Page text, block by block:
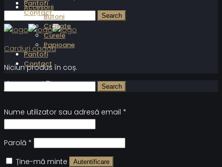
Pantofi
Contact
Carduri cadou
Niciun produs în coș.
Accesorii
Butoni
Cravate
Curele
Papioane
Pantofi
Contact
Autentificare
Nume utilizator sau adresă email *
Parolă *
Ține-mă minte
Autentificare